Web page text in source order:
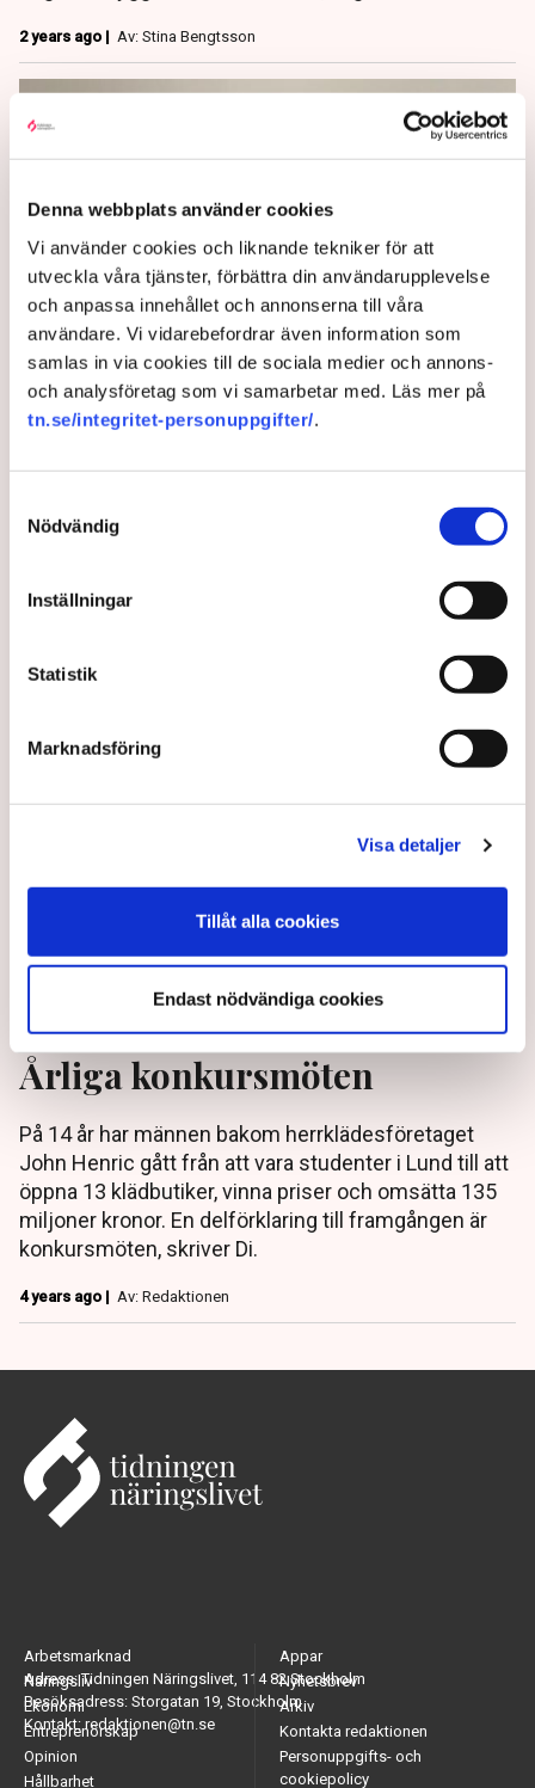
Denna webbplats använder cookies
Vi använder cookies och liknande tekniker för att
utveckla våra tjänster, förbättra din användarupplevelse
och anpassa innehållet och annonserna till våra
användare. Vi vidarebefordrar även information som
samlas in via cookies till de sociala medier och annons-
och analysföretag som vi samarbetar med. Läs mer på
tn.se/integritet-personuppgifter/.
Nödvändig
Inställningar
Statistik
Marknadsföring
Visa detaljer
Tillåt alla cookies
Endast nödvändiga cookies
2 years ago | Av: Stina Bengtsson
Pensionärerna som vägrar
sluta jobba: ”Jag gör det inte
för pengarna"
Erfarna jobbonärer är attraktiva på arbetsmarknaden
och nu väljer fler och fler att jobba efter pensionen.
En av dem är Björn Ekman, som har två jobb, trots att
han för tre år sedan trodde att han hade slutat jobba.
Deras framgångsrecept:
Årliga konkursmöten
På 14 år har männen bakom herrklädesföretaget
John Henric gått från att vara studenter i Lund till att
öppna 13 klädbutiker, vinna priser och omsätta 135
miljoner kronor. En delförklaring till framgången är
konkursmöten, skriver Di.
4 years ago | Av: Redaktionen
Adress: Tidningen Näringslivet, 114 82 Stockholm
Besöksadress: Storgatan 19, Stockholm
Kontakt: redaktionen@tn.se
Arbetsmarknad
Näringsliv
Ekonomi
Entreprenörskap
Opinion
Hållbarhet
Appar
Nyhetsbrev
Arkiv
Kontakta redaktionen
Personuppgifts- och
cookiepolicy